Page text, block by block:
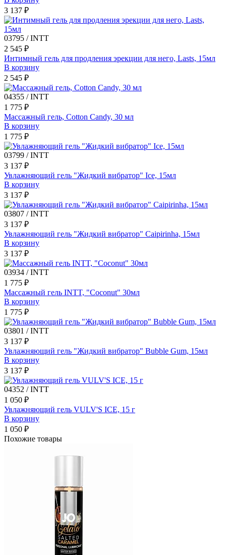
3 137 ₽
03795 / INTT
2 545 ₽
Интимный гель для продления эрекции для него, Lasts, 15мл
В корзину
2 545 ₽
04355 / INTT
1 775 ₽
Массажный гель, Cotton Candy, 30 мл
В корзину
1 775 ₽
03799 / INTT
3 137 ₽
Увлажняющий гель "Жидкий вибратор" Ice, 15мл
В корзину
3 137 ₽
03807 / INTT
3 137 ₽
Увлажняющий гель "Жидкий вибратор" Caipirinha, 15мл
В корзину
3 137 ₽
03934 / INTT
1 775 ₽
Массажный гель INTT, "Coconut" 30мл
В корзину
1 775 ₽
03801 / INTT
3 137 ₽
Увлажняющий гель "Жидкий вибратор" Bubble Gum, 15мл
В корзину
3 137 ₽
04352 / INTT
1 050 ₽
Увлажняющий гель VULV'S ICE, 15 г
В корзину
1 050 ₽
Похожие товары